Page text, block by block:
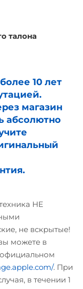
талона
10 лет
магазин
абсолютно
НЕ
не вскрытые!
можете в
. При
в течении 1